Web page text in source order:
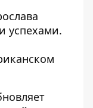
успехами.